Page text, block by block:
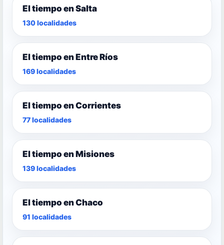
El tiempo en Salta
130 localidades
El tiempo en Entre Ríos
169 localidades
El tiempo en Corrientes
77 localidades
El tiempo en Misiones
139 localidades
El tiempo en Chaco
91 localidades